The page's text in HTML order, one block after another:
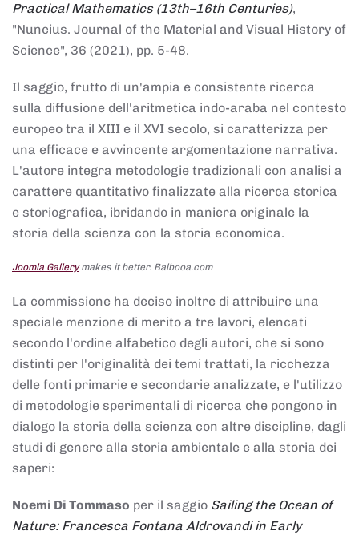
Practical Mathematics (13th–16th Centuries),
"Nuncius. Journal of the Material and Visual History of
Science", 36 (2021), pp. 5-48.
Il saggio, frutto di un'ampia e consistente ricerca
sulla diffusione dell'aritmetica indo-araba nel contesto
europeo tra il XIII e il XVI secolo, si caratterizza per
una efficace e avvincente argomentazione narrativa.
L'autore integra metodologie tradizionali con analisi a
carattere quantitativo finalizzate alla ricerca storica
e storiografica, ibridando in maniera originale la
storia della scienza con la storia economica.
Joomla Gallerymakes it better. Balbooa.com
La commissione ha deciso inoltre di attribuire una
speciale menzione di merito a tre lavori, elencati
secondo l'ordine alfabetico degli autori, che si sono
distinti per l'originalità dei temi trattati, la ricchezza
delle fonti primarie e secondarie analizzate, e l'utilizzo
di metodologie sperimentali di ricerca che pongono in
dialogo la storia della scienza con altre discipline, dagli
studi di genere alla storia ambientale e alla storia dei
saperi:
Noemi Di Tommaso per il saggio Sailing the Ocean of
Nature: Francesca Fontana Aldrovandi in Early